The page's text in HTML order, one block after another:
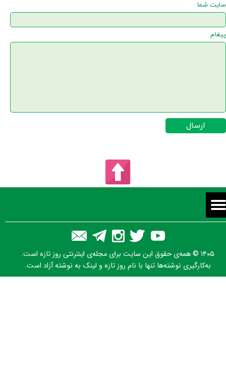
سایت شما
پیغام
ارسال
۱۴۰۵ © همه‌ی حقوق این سایت برای مجله‌ی اینترنتی روز تازه است.
به‌کارگیری نوشته‌ها تنها با نام روز تازه و لینک به نوشته آزاد است.